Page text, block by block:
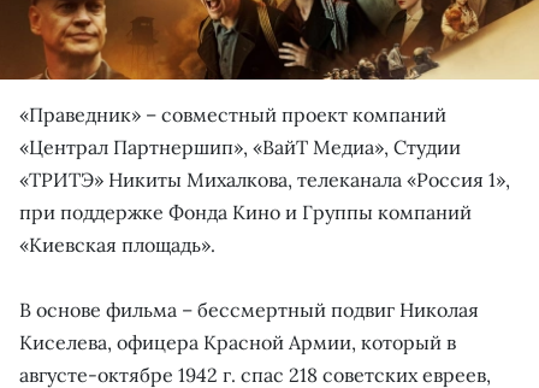
«Праведник» – совместный проект компаний
«Централ Партнершип», «ВайТ Медиа», Студии
«ТРИТЭ» Никиты Михалкова, телеканала «Россия 1»,
при поддержке Фонда Кино и Группы компаний
«Киевская площадь».
В основе фильма – бессмертный подвиг Николая
Киселева, офицера Красной Армии, который в
августе-октябре 1942 г. спас 218 советских евреев,